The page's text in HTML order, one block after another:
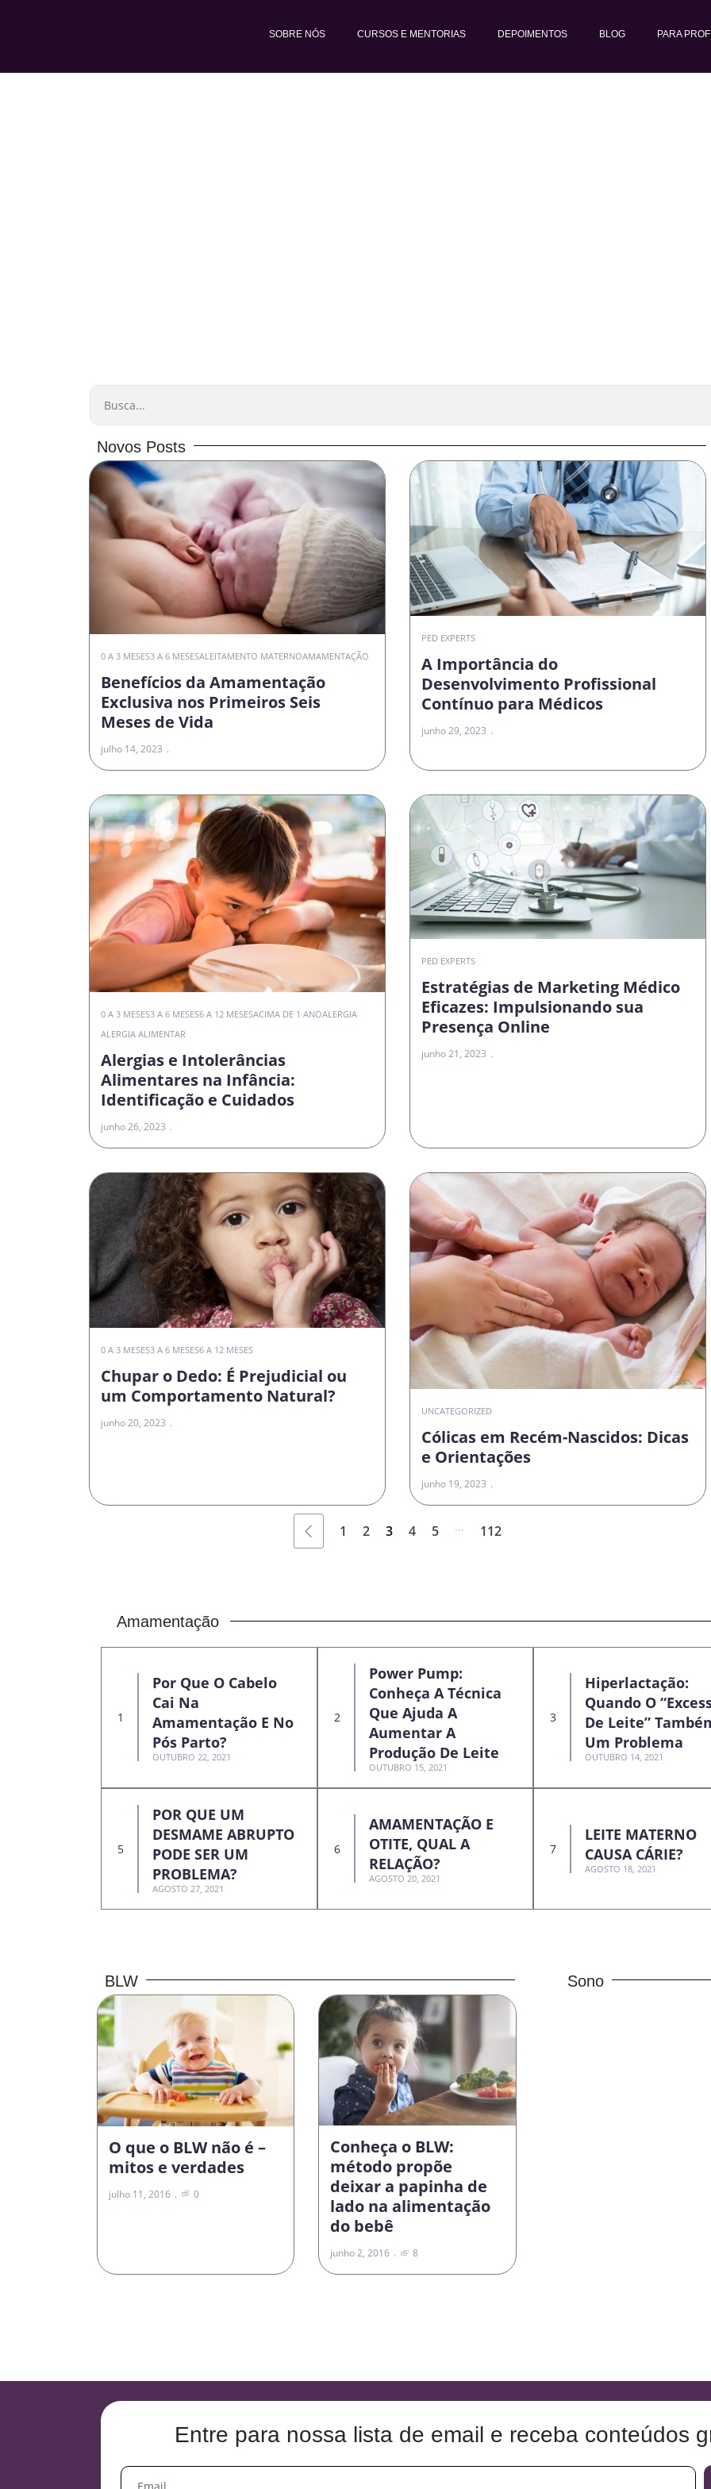
conteúdo
SOBRE NÓS CURSOS E MENTORIAS DEPOIMENTOS BLOG PARA
PESQUISAR
Novos Posts
0 A 3 MESES3 A 6 MESESALEITAMENTO MATERNOAMAMENTAÇÃO
Benefícios da Amamentação
Exclusiva nos Primeiros Seis
Meses de Vida
julho 14, 2023
PED EXPERTS
A Importância do
Desenvolvimento Profissional
Contínuo para Médicos
junho 29, 2023
0 A 3 MESES3 A 6 MESES6 A 12 MESESACIMA DE 1 ANOALERGIA
ALERGIA ALIMENTAR
Alergias e Intolerâncias
Alimentares na Infância:
Identificação e Cuidados
junho 26, 2023
PED EXPERTS
Estratégias de Marketing Médico
Eficazes: Impulsionando sua
Presença Online
junho 21, 2023
0 A 3 MESES3 A 6 MESES6 A 12 MESES
Chupar o Dedo: É Prejudicial ou
um Comportamento Natural?
junho 20, 2023
UNCATEGORIZED
Cólicas em Recém-Nascidos: Dicas
e Orientações
junho 19, 2023
1 2 3 4 5 ... 112
Amamentação
Por Que O Cabelo
Cai Na
Amamentação E No
Pós Parto?
OUTUBRO 22, 2021
Power Pump:
Conheça A Técnica
Que Ajuda A
Aumentar A
Produção De Leite
OUTUBRO 15, 2021
Hiperlactação:
Quando O
De Leite”
Um Problema
OUTUBRO 14, 2021
POR QUE UM
DESMAME ABRUPTO
PODE SER UM
PROBLEMA?
AGOSTO 27, 2021
AMAMENTAÇÃO E
OTITE, QUAL A
RELAÇÃO?
AGOSTO 20, 2021
LEITE MATERNO
CAUSA CÁRIE?
AGOSTO 18, 2021
BLW
O que o BLW não é –
mitos e verdades
julho 11, 2016 0
Conheça o BLW:
método propõe
deixar a papinha de
lado na alimentação
do bebê
junho 2, 2016 8
Sono
Entre para nossa lista de email e receba conteúdos
EMAIL